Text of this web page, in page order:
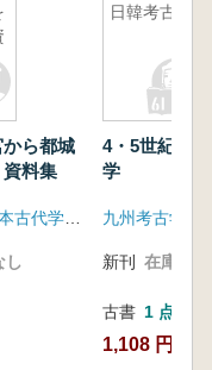
ら都城
料集
し
日韓考古学
4・5世紀の
学
新刊 在庫なし
古書 1 点
1,108 円